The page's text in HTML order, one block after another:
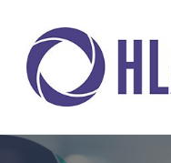
Hospital
Moncloa